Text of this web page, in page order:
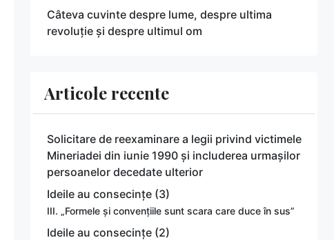
Câteva cuvinte despre lume, despre ultima
revoluție și despre ultimul om
Articole recente
Solicitare de reexaminare a legii privind victimele
Mineriadei din iunie 1990 și includerea urmașilor
persoanelor decedate ulterior
Ideile au consecințe (3)
III. „Formele și convențiile sunt scara care duce în sus”
Ideile au consecințe (2)